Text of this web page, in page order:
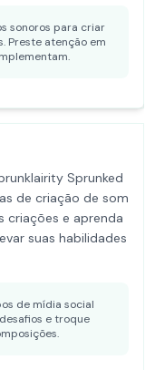
sonoros para criar
Preste atenção em
Sprunked
de criação de som
criações e aprenda
suas habilidades
de mídia social
e troque